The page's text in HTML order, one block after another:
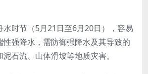
水时节（5月21日至6月20日），容易
性强降水，需防御强降水及其导致的
石流、山体滑坡等地质灾害。